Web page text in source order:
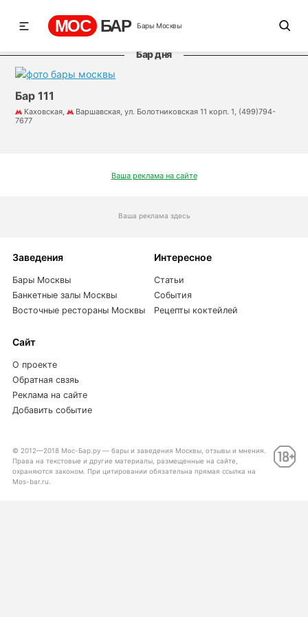
МОС БАР Бары Москвы
Бар дня
Бар 111
Каховская,
Варшавская, ул. Болотниковская 11 корп. 1, (499)794-
7677
Ваша реклама на сайте
Ваша реклама здесь
Заведения
Бары Москвы
Банкетные залы Москвы
Восточные рестораны Москвы
Интересное
Статьи
События
Рецепты коктейлей
Сайт
О проекте
Обратная свзяь
Реклама на сайте
Добавить событие
© 2012—2018 Мос-Бар.ру — бары и заведения Москвы, отзывы и мнения.
Права на текстовые и другие материалы, размещенные на сайте,
охраняются законом. При цитировании обязательна прямая ссылка на
Mos-bar.ru.